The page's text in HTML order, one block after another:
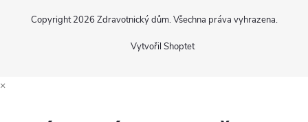
Vytvořil Shoptet
Copyright 2026 Zdravotnický dům. Všechna práva vyhrazena.
×